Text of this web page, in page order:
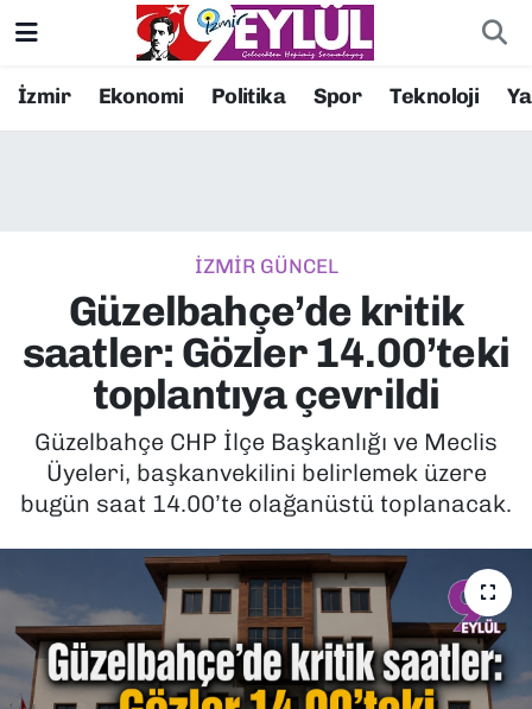
İzmir Ekonomi Politika Spor Teknoloji
İZMİR GÜNCEL
Güzelbahçe’de kritik
saatler: Gözler 14.00’teki
toplantıya çevrildi
Güzelbahçe CHP İlçe Başkanlığı ve Meclis
Üyeleri, başkanvekilini belirlemek üzere
bugün saat 14.00’te olağanüstü toplanacak.
Resmi İlanlar
EKONOMİ
KÜLTÜR SANAT
MAGAZİN
POLİTİKA
SPOR
TEKNOLOJİ
Konak Nöbetçi Eczaneler
Süper Lig Puan Durumu ve Fikstür
Tüm Manşetler
Son Dakika Haberleri
Haber Arşivi